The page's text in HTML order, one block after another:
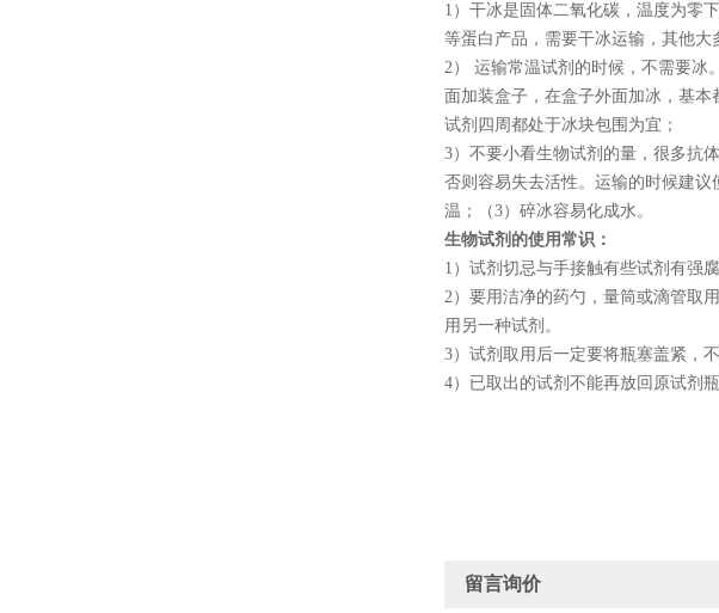
1 ）干冰是固体二氧化碳，温度为零下
等蛋白产品，需要干冰运输，其他大
2） 运输常温试剂的时候，不需要冰
面加装盒子，在盒子外面加冰，基
试剂四周都处于冰块包围为宜；
3）不要小看生物试剂的量，很多抗
否则容易失去活性。运输的时候建
温；（3）碎冰容易化成水。
生物试剂的使用常识：
1 ）试剂切忌与手接触有些试剂有强
2）要用洁净的药勺，量筒或滴管取
用另一种试剂。
3）试剂取用后一定要将瓶塞盖紧，
4）已取出的试剂不能再放回原试剂
留言询价